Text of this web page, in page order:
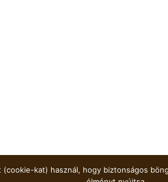
kat) használ, hogy biztonságos